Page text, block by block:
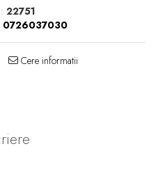
22751
0726037030
Cere informatii